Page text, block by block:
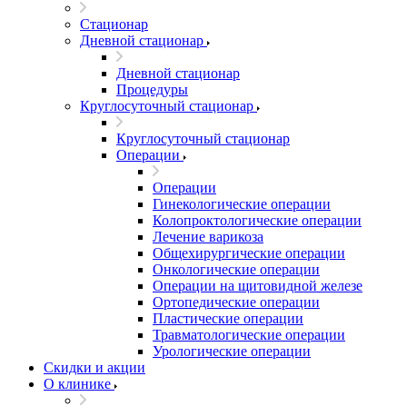
Стационар
Дневной стационар
Дневной стационар
Процедуры
Круглосуточный стационар
Круглосуточный стационар
Операции
Операции
Гинекологические операции
Колопроктологические операции
Лечение варикоза
Общехирургические операции
Онкологические операции
Операции на щитовидной железе
Ортопедические операции
Пластические операции
Травматологические операции
Урологические операции
Скидки и акции
О клинике